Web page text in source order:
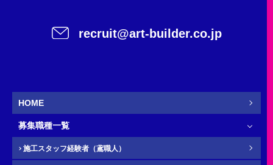
施工スタッフ（鳶職人）
新卒
必須 お名前
recruit@art-builder.co.jp
HOME
募集職種一覧
施工スタッフ経験者（鳶職人）